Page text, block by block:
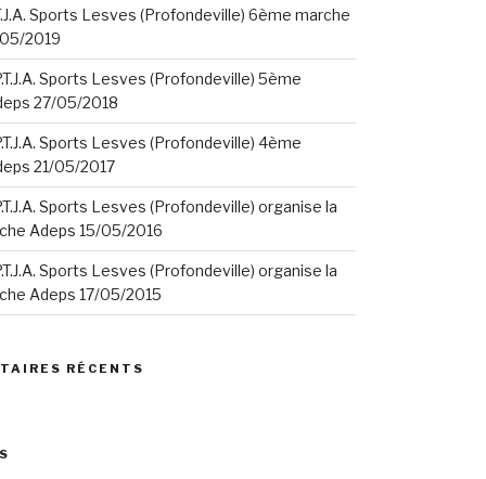
Sports Lesves (Profondeville) 6ème marche
2019
Sports Lesves (Profondeville) 5ème
27/05/2018
Sports Lesves (Profondeville) 4ème
21/05/2017
Sports Lesves (Profondeville) organise la
Adeps 15/05/2016
Sports Lesves (Profondeville) organise la
Adeps 17/05/2015
RÉCENTS